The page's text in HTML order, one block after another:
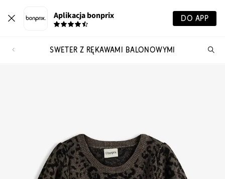
Aplikacja bonprix DO APP
SWETER Z RĘKAWAMI BALONOWYMI